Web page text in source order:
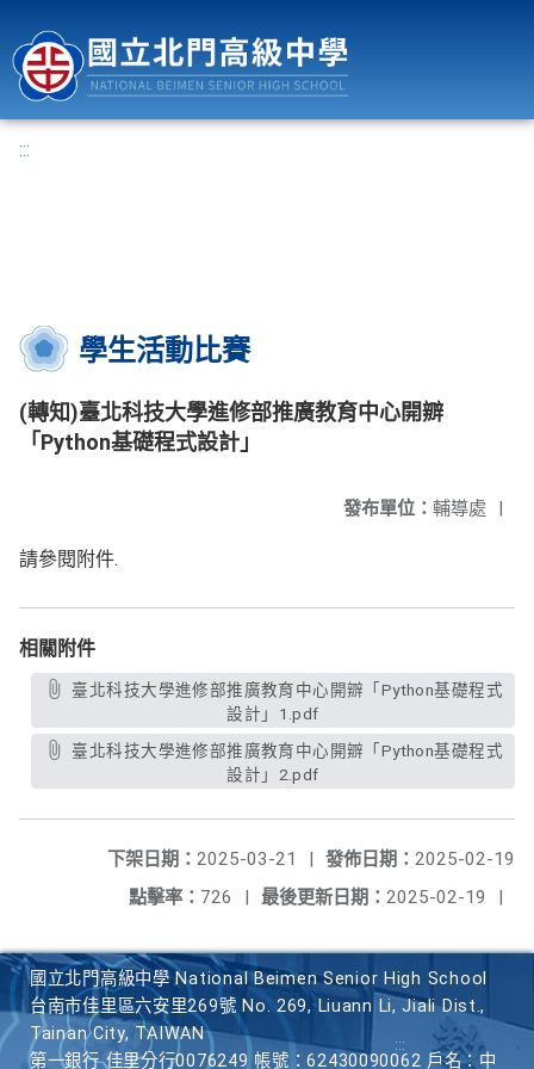
:::
學生活動比賽
(轉知)臺北科技大學進修部推廣教育中心開辧
「Python基礎程式設計」
發布單位： 輔導處 |
請參閱附件.
相關附件
設計」1.pdf
設計」2.pdf
發佈日期： 2025-02-19
下架日期： 2025-03-21
|
最後更新日期： 2025-02-19 |
點擊率： 726 |
國立北門高級中學 National Beimen Senior High School
台南市佳里區六安里269號 No. 269, Liuann Li, Jiali Dist.,
Tainan City, TAIWAN
第一銀行 佳里分行0076249 帳號：62430090062 戶名：中